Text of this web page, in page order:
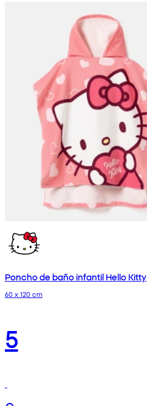
Poncho de baño infantil Hello Kitty
60 x 120 cm
5